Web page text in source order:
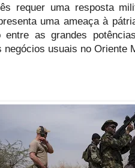
requer uma resposta
uma ameaça à
entre as grandes
negócios usuais no Oriente